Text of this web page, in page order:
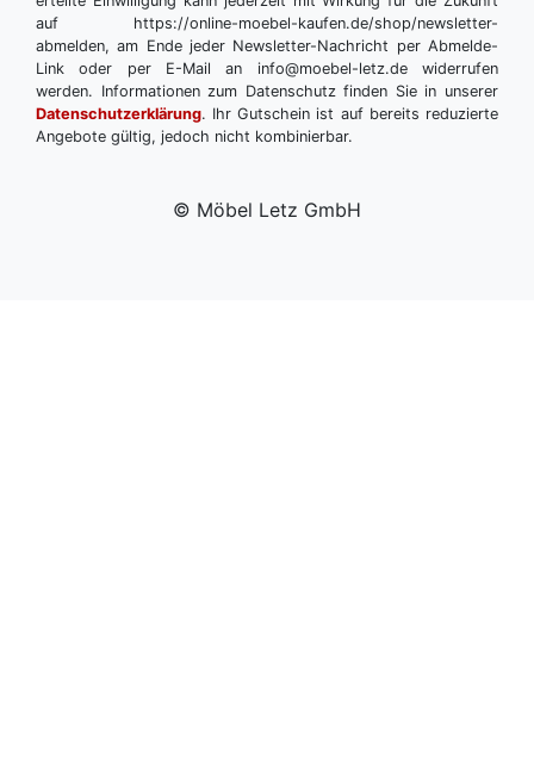
auf https://online-moebel-kaufen.de/shop/newsletter-
abmelden, am Ende jeder Newsletter-Nachricht per Abmelde-
Link oder per E-Mail an info@moebel-letz.de widerrufen
werden. Informationen zum Datenschutz finden Sie in unserer
Datenschutzerklärung. Ihr Gutschein ist auf bereits reduzierte
Angebote gültig, jedoch nicht kombinierbar.
© Möbel Letz GmbH